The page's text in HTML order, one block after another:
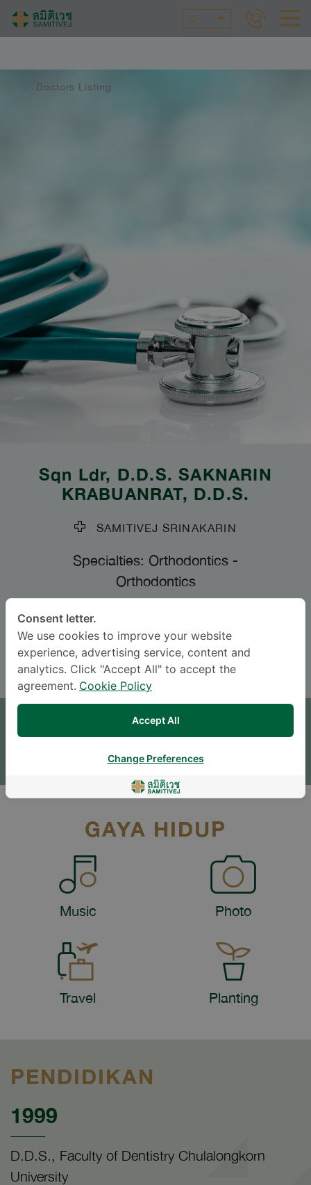
ID
Doctors Listing
Sqn Ldr, D.D.S. SAKNARIN
KRABUANRAT, D.D.S.
SAMITIVEJ SRINAKARIN
Specialties: Orthodontics -
Orthodontics
ENGLISH THAI
TINGGALKAN PERTANYAAN
* The Patient Support Team will reply to your inquiry
GAYA HIDUP
Music Photo
Travel Planting
PENDIDIKAN
1999
D.D.S., Faculty of Dentistry Chulalongkorn
University
Consent letter.
We use cookies to improve your website
experience, advertising service, content and
analytics. Click "Accept All" to accept the
agreement. Cookie Policy
Accept All
Change Preferences